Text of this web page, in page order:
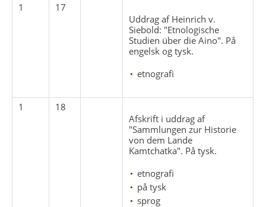
1
17
Uddrag af Heinrich v.
Siebold: "Etnologische
Studien über die Aino". På
engelsk og tysk.
etnografi
1
18
Afskrift i uddrag af
"Sammlungen zur Historie
von dem Lande
Kamtchatka". På tysk.
etnografi
på tysk
sprog